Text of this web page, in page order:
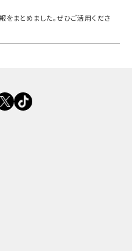
をまとめました。ぜひご活用くださ